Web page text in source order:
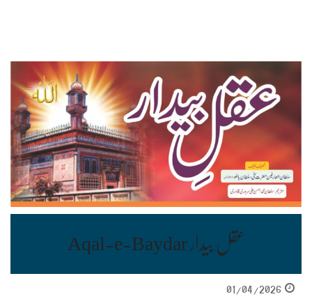
عقل ِبیدار Aqal-e-Baydar
01/04/2026